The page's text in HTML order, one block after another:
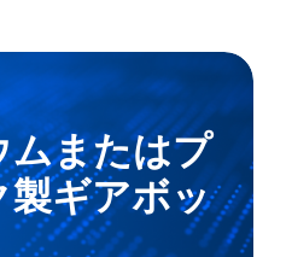
ムまたはプ
製ギアボッ